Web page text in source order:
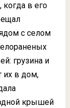
когда в его
с селом
грузина и
их в дом,
крышей